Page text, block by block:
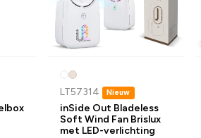
LT57314 Nieuw
inSide Out Bladeless
Soft Wind Fan Brislux
met LED-verlichting